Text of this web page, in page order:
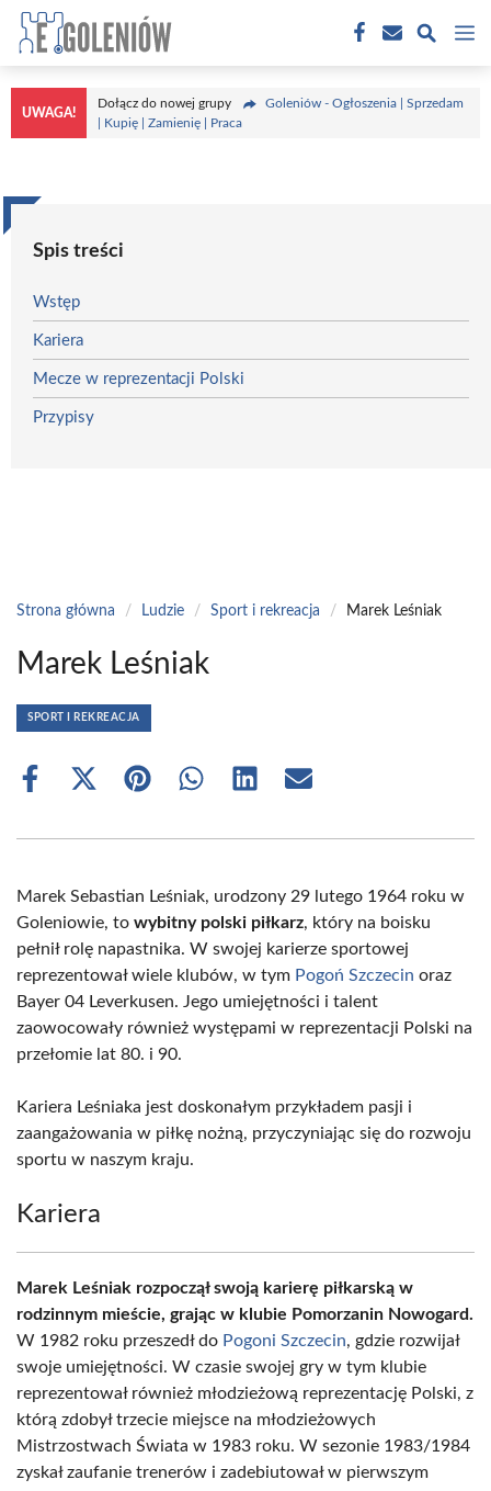
Przejdź
treści
UWAGA!
Dołącz do nowej grupy
Goleniów - Ogłoszenia | Sprzedam
| Kupię | Zamienię | Praca
Spis treści
Wstęp
Kariera
Mecze w reprezentacji Polski
Przypisy
Strona główna / Ludzie / Sport i rekreacja / Marek Leśniak
Marek Leśniak
SPORT I REKREACJA
Share
Share
(Twitter)
Share Share Share Share
Marek Sebastian Leśniak, urodzony 29 lutego 1964 roku w
Goleniowie, to wybitny polski piłkarz, który na boisku
pełnił rolę napastnika. W swojej karierze sportowej
reprezentował wiele klubów, w tym Pogoń Szczecin oraz
Bayer 04 Leverkusen. Jego umiejętności i talent
zaowocowały również występami w reprezentacji Polski na
przełomie lat 80. i 90.
Kariera Leśniaka jest doskonałym przykładem pasji i
zaangażowania w piłkę nożną, przyczyniając się do rozwoju
sportu w naszym kraju.
Kariera
Marek Leśniak rozpoczął swoją karierę piłkarską w
rodzinnym mieście, grając w klubie Pomorzanin Nowogard.
W 1982 roku przeszedł do Pogoni Szczecin, gdzie rozwijał
swoje umiejętności. W czasie swojej gry w tym klubie
reprezentował również młodzieżową reprezentację Polski, z
którą zdobył trzecie miejsce na młodzieżowych
Mistrzostwach Świata w 1983 roku. W sezonie 1983/1984
zyskał zaufanie trenerów i zadebiutował w pierwszym